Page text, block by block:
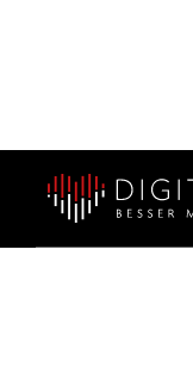
KI